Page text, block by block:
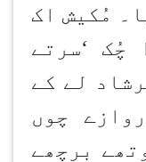
مُکیش اک
چُک ‘سرتے
لے کے
چوں
برچھے